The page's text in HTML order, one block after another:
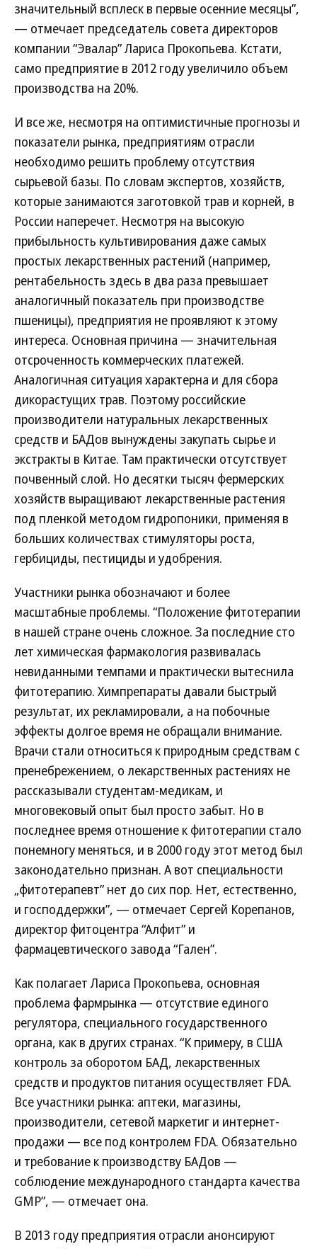
значительный всплеск в первые осенние месяцы”,
— отмечает председатель совета директоров
компании “Эвалар” Лариса Прокопьева. Кстати,
само предприятие в 2012 году увеличило объем
производства на 20%.
И все же, несмотря на оптимистичные прогнозы и
показатели рынка, предприятиям отрасли
необходимо решить проблему отсутствия
сырьевой базы. По словам экспертов, хозяйств,
которые занимаются заготовкой трав и корней, в
России наперечет. Несмотря на высокую
прибыльность культивирования даже самых
простых лекарственных растений (например,
рентабельность здесь в два раза превышает
аналогичный показатель при производстве
пшеницы), предприятия не проявляют к этому
интереса. Основная причина — значительная
отсроченность коммерческих платежей.
Аналогичная ситуация характерна и для сбора
дикорастущих трав. Поэтому российские
производители натуральных лекарственных
средств и БАДов вынуждены закупать сырье и
экстракты в Китае. Там практически отсутствует
почвенный слой. Но десятки тысяч фермерских
хозяйств выращивают лекарственные растения
под пленкой методом гидропоники, применяя в
больших количествах стимуляторы роста,
гербициды, пестициды и удобрения.
Участники рынка обозначают и более
масштабные проблемы. “Положение фитотерапии
в нашей стране очень сложное. За последние сто
лет химическая фармакология развивалась
невиданными темпами и практически вытеснила
фитотерапию. Химпрепараты давали быстрый
результат, их рекламировали, а на побочные
эффекты долгое время не обращали внимание.
Врачи стали относиться к природным средствам с
пренебрежением, о лекарственных растениях не
рассказывали студентам-медикам, и
многовековый опыт был просто забыт. Но в
последнее время отношение к фитотерапии стало
понемногу меняться, и в 2000 году этот метод был
законодательно признан. А вот специальности
„фитотерапевт” нет до сих пор. Нет, естественно,
и господдержки”, — отмечает Сергей Корепанов,
директор фитоцентра “Алфит” и
фармацевтического завода “Гален”.
Как полагает Лариса Прокопьева, основная
проблема фармрынка — отсутствие единого
регулятора, специального государственного
органа, как в других странах. “К примеру, в США
контроль за оборотом БАД, лекарственных
средств и продуктов питания осуществляет FDA.
Все участники рынка: аптеки, магазины,
производители, сетевой маркетиг и интернет-
продажи — все под контролем FDA. Обязательно
и требование к производству БАДов —
соблюдение международного стандарта качества
GMP”, — отмечает она.
В 2013 году предприятия отрасли анонсируют